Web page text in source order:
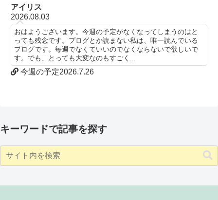
アイリス
2026.08.03
おはようございます。今週の予定がなくなってしまうのはと
っても残念です。プログとか読まない私は、唯一読んでいる
プログです。毎週でなくていいのでなくならないで欲しいで
す。でも、とっても大変なのもすごく...
今週の予定2026.7.26
キーワードで記事を探す